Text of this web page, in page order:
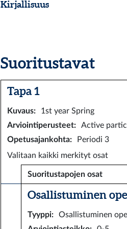
Kirjallisuus
Suoritustavat
Tapa 1
Kuvaus:
1st year Spring
Arviointiperusteet:
Active
Opetusajankohta:
Periodi 3
Valitaan kaikki merkityt osat
Suoritustapojen osat
Osallistuminen
Tyyppi:
Osallistuminen